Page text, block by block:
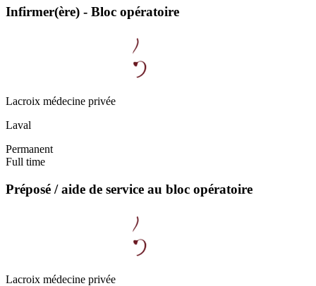
Infirmer(ère) - Bloc opératoire
Lacroix médecine privée
Laval
Permanent
Full time
Préposé / aide de service au bloc opératoire
Lacroix médecine privée